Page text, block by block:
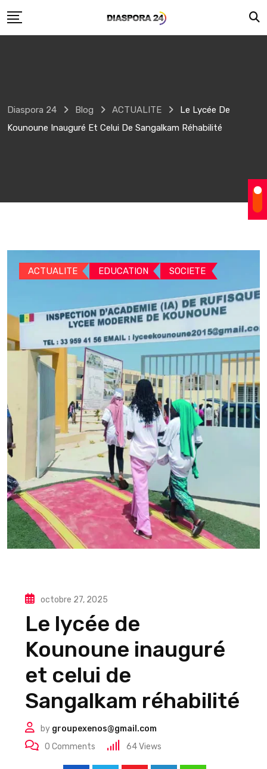
to
Diaspora 24 Blog ACTUALITE
Le Lycée De
Kounoune Inauguré Et Celui De Sangalkam Réhabilité
ACTUALITE EDUCATION SOCIETE
octobre 27, 2025
Le lycée de
Kounoune inauguré
et celui de
Sangalkam réhabilité
by groupexenos@gmail.com
0 Comments 64Views